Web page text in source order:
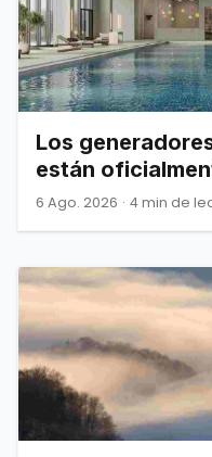
Los
están
Joel Spolsky
6 Ago. 2026 · 4 min de